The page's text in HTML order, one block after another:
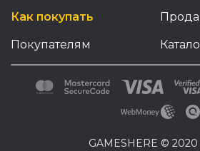
собственность, вы
пользователи, запрещено
в настройки безопасности
производить иные
не являются
- Steam Family Sharing не
на аккаунте (поделиться
Как покупать
Покупателям
GAMESHERE © 2020